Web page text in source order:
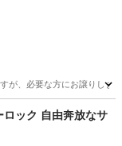
が、必要な方にお譲りしま
ック 自由奔放なサ